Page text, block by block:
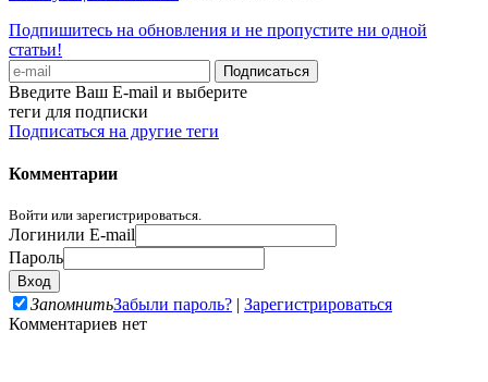
Подпишитесь на обновления и не пропустите ни одной
статьи!
Введите Ваш E-mail и выберите
теги для подписки
Подписаться на другие теги
Комментарии
Войти или зарегистрироваться.
Логинили E-mail
Пароль
ЗапомнитьЗабыли пароль? | Зарегистрироваться
Комментариев нет